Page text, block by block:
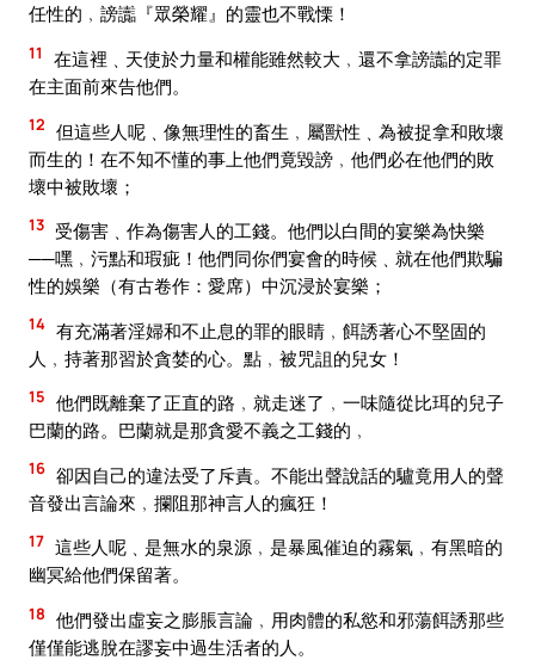
任性的﹐謗讟『眾榮耀』的靈也不戰慄！
11
在這裡﹑天使於力量和權能雖然較大﹐還不拿謗讟的定罪
在主面前來告他們。
12 但這些人呢﹑像無理性的畜生﹐屬獸性﹑為被捉拿和敗壞
而生的！在不知不懂的事上他們竟毀謗﹐他們必在他們的敗
壞中被敗壞；
13 受傷害﹑作為傷害人的工錢。他們以白間的宴樂為快樂
──嘿﹐污點和瑕疵！他們同你們宴會的時候﹑就在他們欺騙
性的娛樂（有古卷作：愛席）中沉浸於宴樂；
14 有充滿著淫婦和不止息的罪的眼睛﹐餌誘著心不堅固的
人﹐持著那習於貪婪的心。點﹐被咒詛的兒女！
15 他們既離棄了正直的路﹐就走迷了﹐一味隨從比珥的兒子
巴蘭的路。巴蘭就是那貪愛不義之工錢的﹐
16 卻因自己的違法受了斥責。不能出聲說話的驢竟用人的聲
音發出言論來﹐攔阻那神言人的瘋狂！
17 這些人呢﹑是無水的泉源﹐是暴風催迫的霧氣﹐有黑暗的
幽冥給他們保留著。
18 他們發出虛妄之膨脹言論﹐用肉體的私慾和邪蕩餌誘那些
僅僅能逃脫在謬妄中過生活者的人。